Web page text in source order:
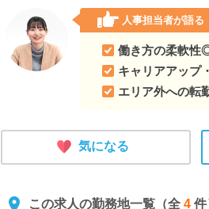
東京都千代田区 売上高2022年130億円
東京都渋谷区 売上高2022年130億円
売上高2022年130億円
人事担当者が語る
働き方の柔軟性
キャリアアップ
エリア外への転
気になる
この求人の勤務地一覧（全 4 件